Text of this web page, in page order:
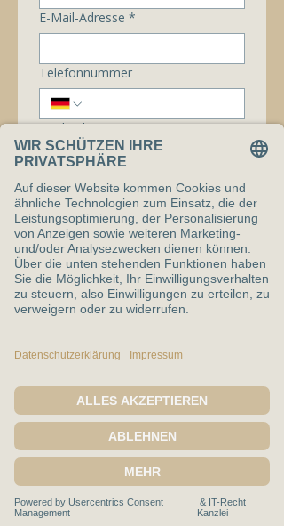
E-Mail-Adresse *
Telefonnummer
Nachricht
Ich bin mit den
Datenschutzbestimmungen
einverstanden. *
Senden
Claudia Stegemann
Severinusstr. 90
50354 Hürth